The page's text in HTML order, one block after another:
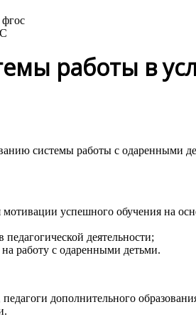
работы в
системы работы с одаренными
успешного обучения на
деятельности;
работу с одаренными детьми.
дополнительного